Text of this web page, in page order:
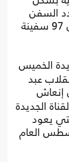
السفن
العابرة للقناة إلى مثليه ليصل إلى 97 سفينة
الخميس
عبد
الجديدة
يعود
آب/ أغسطس العام